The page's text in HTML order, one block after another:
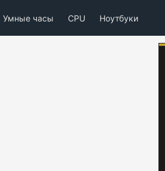
Умные часы CPU Ноутбуки